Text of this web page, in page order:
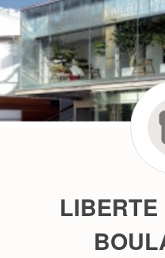
LIBERTE